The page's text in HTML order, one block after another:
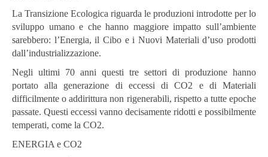
La Transizione Ecologica riguarda le produzioni introdotte per lo
sviluppo umano e che hanno maggiore impatto sull’ambiente
sarebbero: l’Energia, il Cibo e i Nuovi Materiali d’uso prodotti
dall’industrializzazione.
Negli ultimi 70 anni questi tre settori di produzione hanno
portato alla generazione di eccessi di CO2 e di Materiali
difficilmente o addirittura non rigenerabili, rispetto a tutte epoche
passate. Questi eccessi vanno decisamente ridotti e possibilmente
temperati, come la CO2.
ENERGIA e CO2